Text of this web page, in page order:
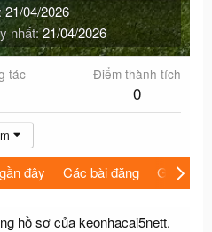
21/04/2026
nhất 21/04/2026
tác Điểm thành tích
0
đây Các bài đăng Giới thiệu
hồ sơ của keonhacai5nett.